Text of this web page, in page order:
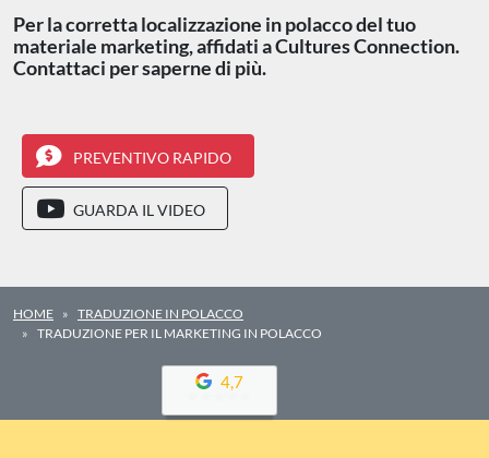
Per la corretta localizzazione in polacco del tuo
materiale marketing, affidati a Cultures Connection.
Contattaci per saperne di più.
PREVENTIVO RAPIDO
GUARDA IL VIDEO
HOME
TRADUZIONE IN POLACCO
TRADUZIONE PER IL MARKETING IN POLACCO
4,7